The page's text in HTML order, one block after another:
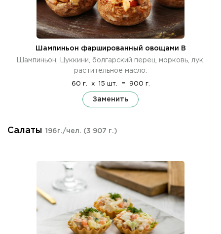
Шампиньон фаршированный овощами В
Шампиньон, Цуккини, болгарский перец, морковь, лук,
растительное масло.
60 г. x 15 шт. = 900 г.
Заменить
Салаты 196г./чел. (3 907 г.)